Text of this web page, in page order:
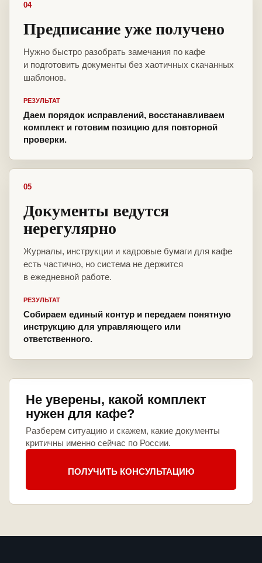
04
Предписание уже получено
Нужно быстро разобрать замечания по кафе
и подготовить документы без хаотичных скачанных
шаблонов.
РЕЗУЛЬТАТ
Даем порядок исправлений, восстанавливаем
комплект и готовим позицию для повторной
проверки.
05
Документы ведутся
нерегулярно
Журналы, инструкции и кадровые бумаги для кафе
есть частично, но система не держится
в ежедневной работе.
РЕЗУЛЬТАТ
Собираем единый контур и передаем понятную
инструкцию для управляющего или
ответственного.
Не уверены, какой комплект
нужен для кафе?
Разберем ситуацию и скажем, какие документы
критичны именно сейчас по России.
ПОЛУЧИТЬ КОНСУЛЬТАЦИЮ